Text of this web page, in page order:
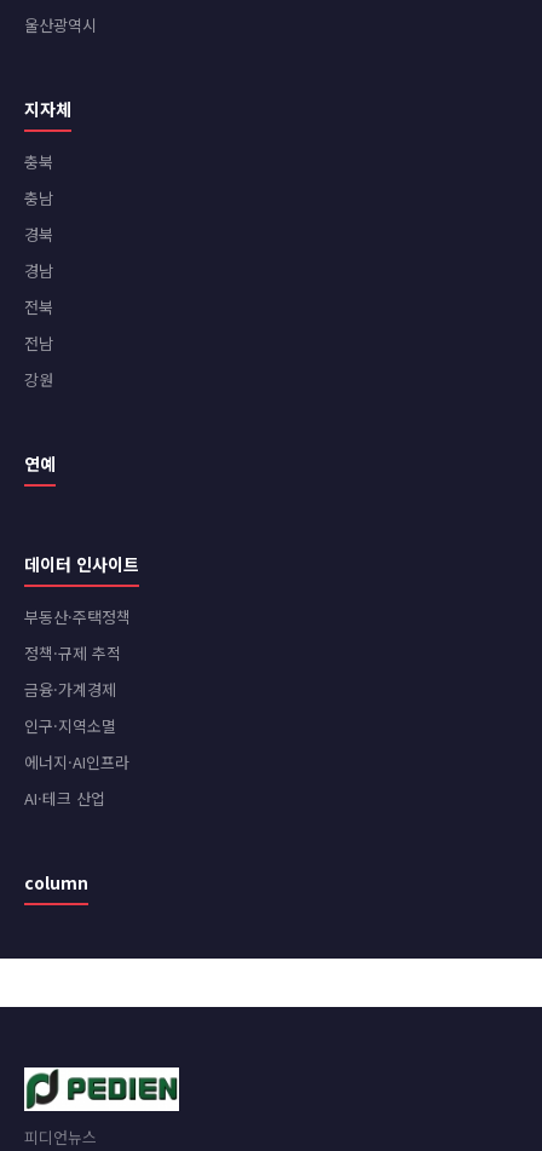
울산광역시
지자체
충북
충남
경북
경남
전북
전남
강원
연예
데이터 인사이트
부동산·주택정책
정책·규제 추적
금융·가계경제
인구·지역소멸
에너지·AI인프라
AI·테크 산업
column
피디언뉴스